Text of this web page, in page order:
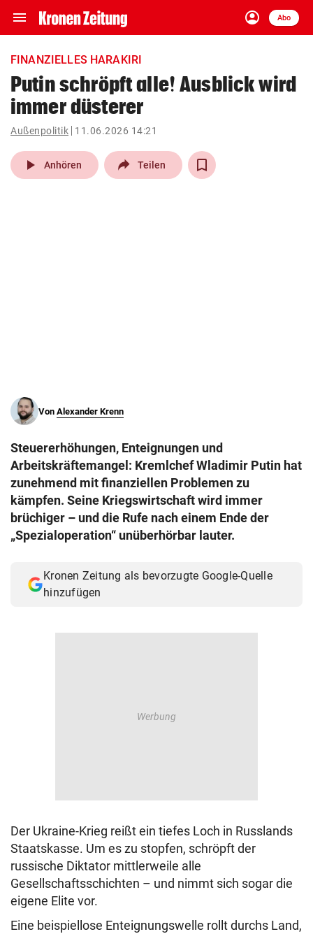
menu Navigation
ein-/ausklappen
account_circle
Anmelden
Abo
close Schließen
account_circle Anmelden
pin_drop
Wien arrow_right
FINANZIELLES HARAKIRI
Putin schröpft alle! Ausblick wird
immer düsterer
Außenpolitik 11.06.2026 14:21
play_arrow Anhören Teilen
Von Alexander Krenn
Steuererhöhungen, Enteignungen und
Arbeitskräftemangel: Kremlchef Wladimir Putin hat
zunehmend mit finanziellen Problemen zu
kämpfen. Seine Kriegswirtschaft wird immer
brüchiger – und die Rufe nach einem Ende der
„Spezialoperation“ unüberhörbar lauter.
Kronen Zeitung als bevorzugte Google-Quelle
hinzufügen
Der Ukraine-Krieg reißt ein tiefes Loch in Russlands
Staatskasse. Um es zu stopfen, schröpft der
russische Diktator mittlerweile alle
Gesellschaftsschichten – und nimmt sich sogar die
eigene Elite vor.
Eine beispiellose Enteignungswelle rollt durchs Land,